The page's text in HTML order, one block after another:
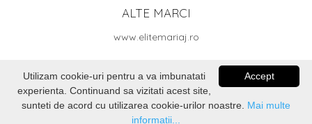
ALTE MARCI
www.elitemariaj.ro
© 2026 Avangarde Brides . Dezvoltat de
Voitin.com Web
Services
Accept
Utilizam cookie-uri pentru a va imbunatati
experienta. Continuand sa vizitati acest site,
sunteti de acord cu utilizarea cookie-urilor noastre. Mai multe
informatii...